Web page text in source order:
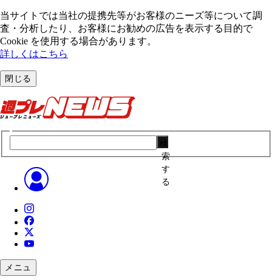
当サイトでは当社の提携先等がお客様のニーズ等について調
査・分析したり、お客様にお勧めの広告を表⽰する⽬的で
Cookie を使⽤する場合があります。
詳しくはこちら
閉じる
索
す
る
メニュ